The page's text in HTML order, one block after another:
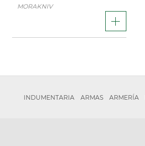
MORAKNIV
INDUMENTARIA ARMAS ARMERÍA